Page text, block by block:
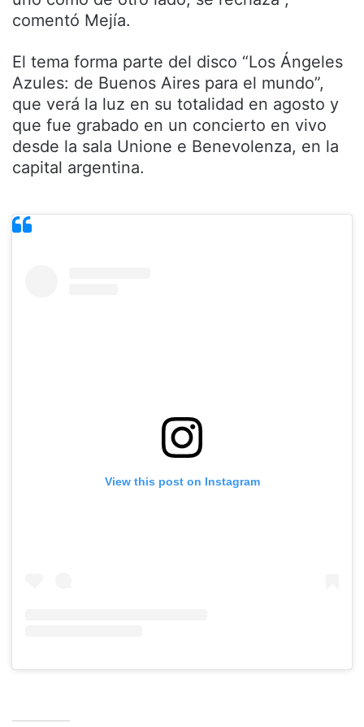
comentó Mejía.
El tema forma parte del disco “Los Ángeles
Azules: de Buenos Aires para el mundo”,
que verá la luz en su totalidad en agosto y
que fue grabado en un concierto en vivo
desde la sala Unione e Benevolenza, en la
capital argentina.
View this post on Instagram